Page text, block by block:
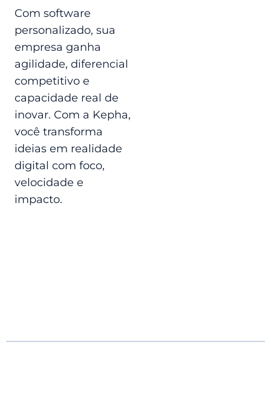
Com software
personalizado, sua
empresa ganha
agilidade, diferencial
competitivo e
capacidade real de
inovar. Com a Kepha,
você transforma
ideias em realidade
digital com foco,
velocidade e
impacto.